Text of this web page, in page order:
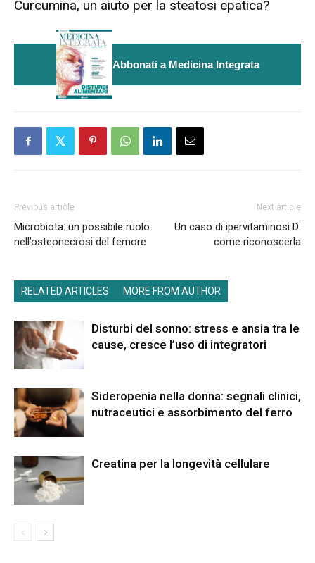
Curcumina, un aiuto per la steatosi epatica?
Abbonati a Medicina Integrata
Previous article
Microbiota: un possibile ruolo
nell’osteonecrosi del femore
Next article
Un caso di ipervitaminosi D:
come riconoscerla
RELATED ARTICLES MORE FROM AUTHOR
Disturbi del sonno: stress e ansia tra le
cause, cresce l’uso di integratori
Sideropenia nella donna: segnali clinici,
nutraceutici e assorbimento del ferro
Creatina per la longevità cellulare